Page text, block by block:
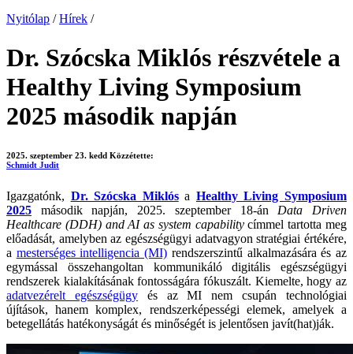
Nyitólap / Hírek /
Dr. Szócska Miklós részvétele a
Healthy Living Symposium
2025 második napján
2025. szeptember 23. kedd Közzétette:
Schmidt Judit
Igazgatónk, Dr. Szócska Miklósa Healthy Living Symposium
2025 második napján, 2025. szeptember 18-án Data Driven
Healthcare (DDH) and AI as system capabilitycímmel tartotta meg
előadását, amelyben az egészségügyi adatvagyon stratégiai értékére,
a mesterséges intelligencia (MI) rendszerszintű alkalmazására és az
egymással összehangoltan kommunikáló digitális egészségügyi
rendszerek kialakításának fontosságára fókuszált. Kiemelte, hogy az
adatvezérelt egészségügyés az MI nem csupán technológiai
újítások, hanem komplex, rendszerképességi elemek, amelyek a
betegellátás hatékonyságát és minőségét is jelentősen javít(hat)ják.